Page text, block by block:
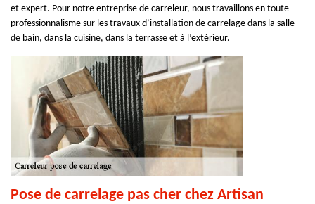
et expert. Pour notre entreprise de carreleur, nous travaillons en toute
professionnalisme sur les travaux d’installation de carrelage dans la salle
de bain, dans la cuisine, dans la terrasse et à l’extérieur.
Pose de carrelage pas cher chez Artisan